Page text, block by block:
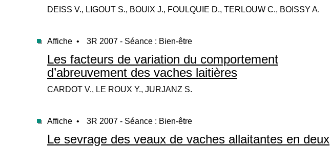
DEISS V., LIGOUT S., BOUIX J., FOULQUIE D., TERLOUW C., BOISSY A.
Affiche • 3R 2007 - Séance : Bien-être
Les facteurs de variation du comportement
d’abreuvement des vaches laitières
CARDOT V., LE ROUX Y., JURJANZ S.
Affiche • 3R 2007 - Séance : Bien-être
Le sevrage des veaux de vaches allaitantes en deux